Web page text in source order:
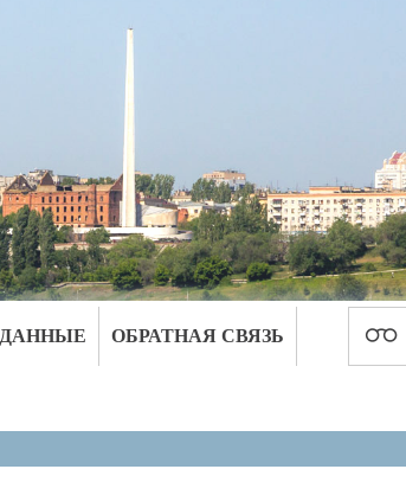
ОБРАТНАЯ СВЯЗЬ